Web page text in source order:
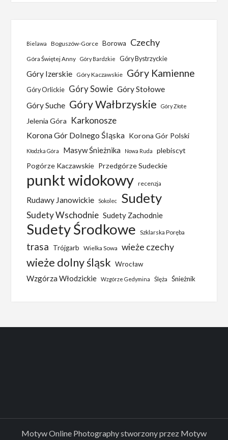
Bielawa Boguszów-Gorce Borowa Czechy
Góra Świętej Anny Góry Bardzkie Góry Bystrzyckie
Góry Izerskie Góry Kaczawskie Góry Kamienne
Góry Orlickie Góry Sowie Góry Stołowe
Góry Suche Góry Wałbrzyskie Góry Złote
Jelenia Góra Karkonosze
Korona Gór Dolnego Śląska Korona Gór Polski
Kłodzka Góra Masyw Śnieżnika Nowa Ruda
plebiscyt
Pogórze Kaczawskie Przedgórze Sudeckie
punkt widokowy recenzja
Rudawy Janowickie Sokolec Sudety
Sudety Wschodnie Sudety Zachodnie
Sudety Środkowe Szklarska Poręba
trasa Trójgarb Wielka Sowa wieże czechy
wieże dolny śląsk Wrocław
Wzgórza Włodzickie Wzgórze Gedymina Ślęża Śnieżnik
Motyw Online Photography stworzony przez Motyw